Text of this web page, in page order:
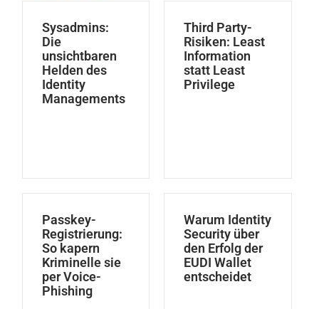
Sysadmins:
Die
unsichtbaren
Helden des
Identity
Managements
Third Party-
Risiken: Least
Information
statt Least
Privilege
Passkey-
Registrierung:
So kapern
Kriminelle sie
per Voice-
Phishing
Warum Identity
Security über
den Erfolg der
EUDI Wallet
entscheidet